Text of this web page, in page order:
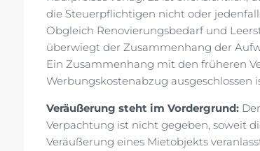
die Steuerpflichtigen nicht oder
Obgleich Renovierungsbedarf und
überwiegt der Zusammenhang der
Ein Zusammenhang mit den früheren
Werbungskostenabzug ausgeschlossen
Veräußerung steht im Vordergrund:
Verpachtung ist nicht gegeben, soweit
Veräußerung eines Mietobjekts